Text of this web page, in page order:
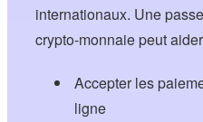
internationaux. Une
crypto-monnaie peut
Accepter les
ligne